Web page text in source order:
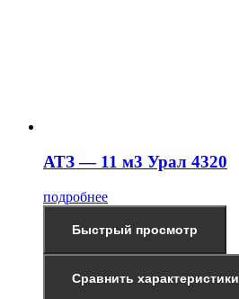
АТЗ — 11 м3 Урал 4320
подробнее
Быстрый просмотр
Сравнить характеристики